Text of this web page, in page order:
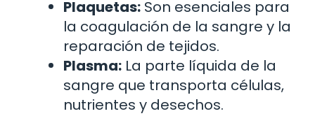
Plaquetas: Son esenciales para
la coagulación de la sangre y la
reparación de tejidos.
Plasma: La parte líquida de la
sangre que transporta células,
nutrientes y desechos.